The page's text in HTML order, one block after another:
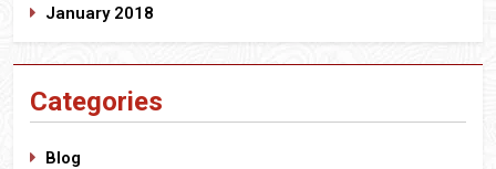
January 2018
Categories
Blog